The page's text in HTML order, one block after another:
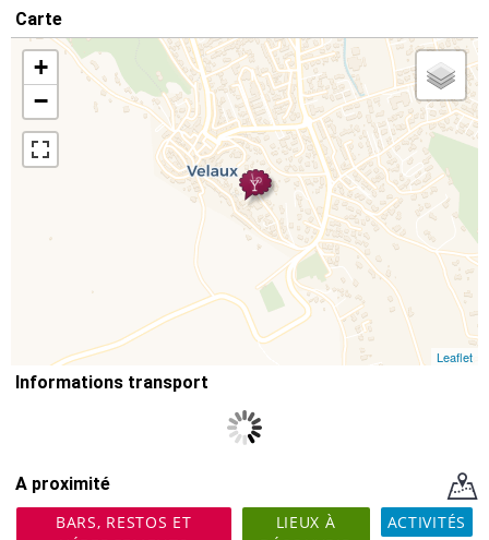
Carte
+
−
Leaflet
Informations transport
A proximité
BARS, RESTOS ET
LIEUX À
ACTIVITÉS